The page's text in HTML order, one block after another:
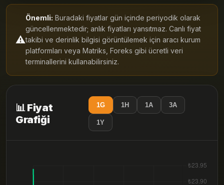
⚠️
Önemli: Buradaki fiyatlar gün içinde periyodik olarak
güncellenmektedir; anlık fiyatları yansıtmaz. Canlı fiyat
takibi ve derinlik bilgisi görüntülemek için aracı kurum
platformları veya Matriks, Foreks gibi ücretli veri
terminallerini kullanabilirsiniz.
📊 Fiyat
Grafiği
1G 1H 1A 3A
1Y